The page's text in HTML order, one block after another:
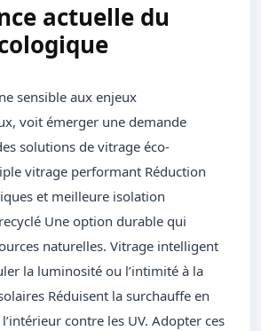
actuelle du
sensible aux enjeux
voit émerger une demande
solutions de vitrage éco-
vitrage performant Réduction
et meilleure isolation
Une option durable qui
naturelles. Vitrage intelligent
la luminosité ou l’intimité à la
Réduisent la surchauffe en
contre les UV. Adopter ces